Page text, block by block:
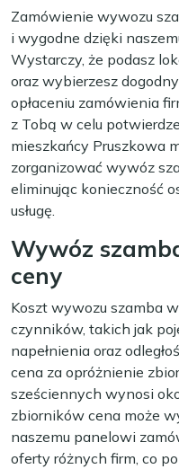
Zamówienie wywozu
i wygodne dzięki
Wystarczy, że podasz
oraz wybierzesz
opłaceniu zamówienia
z Tobą w celu
mieszkańcy Pruszkowa
zorganizować wywóz
eliminując konieczność
usługę.
Wywóz
ceny
Koszt wywozu szamba
czynników, takich jak
napełnienia oraz
cena za opróżnienie
sześciennych wynosi
zbiorników cena może
naszemu panelowi
oferty różnych firm, co